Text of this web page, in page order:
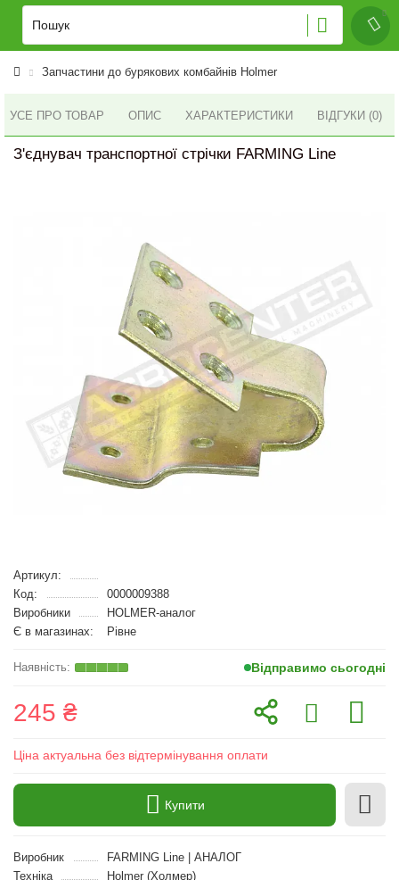
Запчастини до бурякових комбайнів Holmer
УСЕ ПРО ТОВАР ОПИС ХАРАКТЕРИСТИКИ ВІДГУКИ (0)
З'єднувач транспортної стрічки FARMING Line
Артикул:
Код:
0000009388
Виробники
HOLMER-аналог
Є в магазинах:
Рівне
Відправимо сьогодні
245 ₴
Ціна актуальна без відтермінування оплати
Купити
Виробник
FARMING Line | АНАЛОГ
Техніка
Holmer (Холмер)